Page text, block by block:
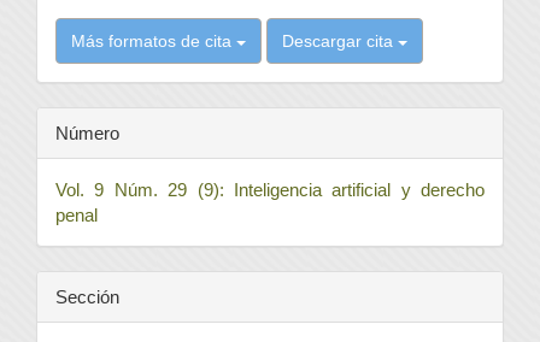
Más formatos de cita Descargar cita
Número
Vol. 9 Núm. 29 (9): Inteligencia artificial y derecho
penal
Sección